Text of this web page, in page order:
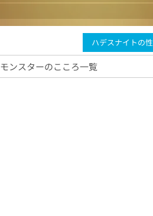
ハデスナイトの
モンスターのこころ一覧